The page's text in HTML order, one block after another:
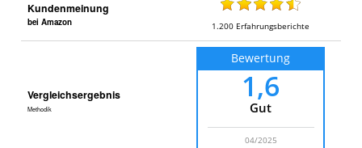
Kundenmeinung
bei Amazon 1.200 Erfahrungsberichte
Vergleichsergebnis
Methodik
Bewertung
1,6
Gut
04/2025